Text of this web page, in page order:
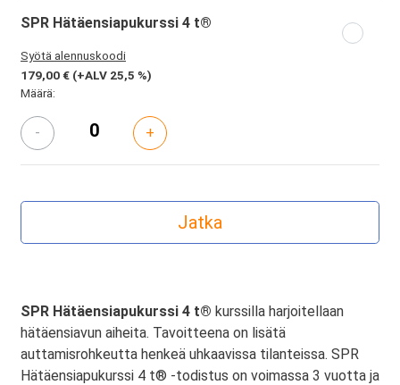
SPR Hätäensiapukurssi 4 t®
Syötä alennuskoodi
179,00 € (+ALV 25,5 %)
Määrä:
- +
SPR Hätäensiapukurssi 4 t® kurssilla harjoitellaan
hätäensiavun aiheita. Tavoitteena on lisätä
auttamisrohkeutta henkeä uhkaavissa tilanteissa. SPR
Hätäensiapukurssi 4 t® -todistus on voimassa 3 vuotta ja